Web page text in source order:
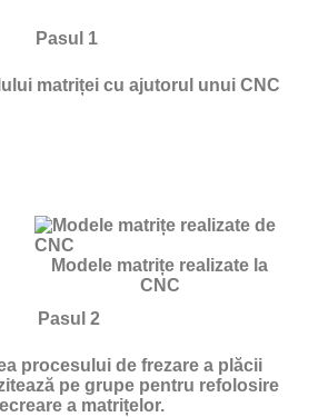
Pasul 1
matriței cu ajutorul unui CNC
Modele matrițe realizate la
CNC
Pasul 2
procesului de frezare a plăcii
pe grupe pentru refolosire
a matrițelor.